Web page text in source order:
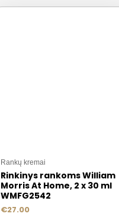
Rankų kremai
Rinkinys rankoms William
Morris At Home, 2 x 30 ml
WMFG2542
€27.00